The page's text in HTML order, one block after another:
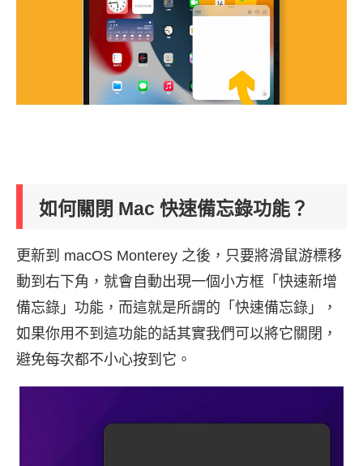
如何關閉 Mac 快速備忘錄功能？
更新到 macOS Monterey 之後，只要將滑鼠游標移
動到右下角，就會自動出現一個小方框「快速新增
備忘錄」功能，而這就是所謂的「快速備忘錄」，
如果你用不到這功能的話其實我們可以將它關閉，
避免每次都不小心按到它。